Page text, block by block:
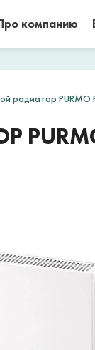
компанию
радиатор PURMO